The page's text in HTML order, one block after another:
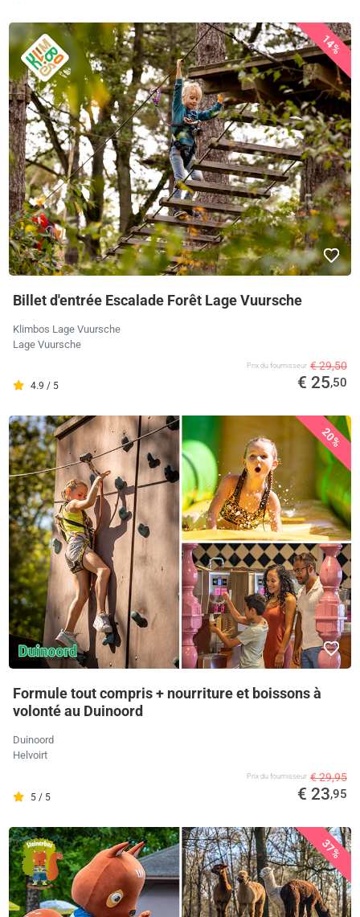
14%
Billet d'entrée Escalade Forêt Lage Vuursche
Klimbos Lage Vuursche
Lage Vuursche
4.9 / 5
Prix ​​du fournisseur € 29,50
€ 25,50
20%
Formule tout compris + nourriture et boissons à
volonté au Duinoord
Duinoord
Helvoirt
5 / 5
Prix ​​du fournisseur € 29,95
€ 23,95
37%